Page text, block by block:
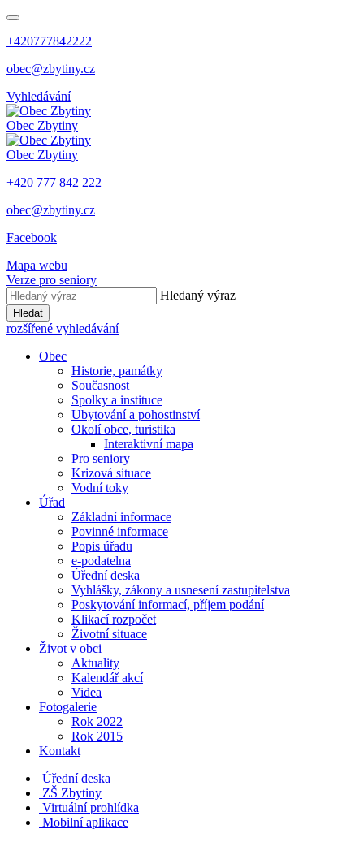
+420777842222
obec@zbytiny.cz
Vyhledávání
Obec Zbytiny
Obec Zbytiny
+420 777 842 222
obec@zbytiny.cz
Facebook
Mapa webu
Verze pro seniory
Hledaný výraz
Hledat
rozšířené vyhledávání
Obec
Historie, památky
Současnost
Spolky a instituce
Ubytování a pohostinství
Okolí obce, turistika
Interaktivní mapa
Pro seniory
Krizová situace
Vodní toky
Úřad
Základní informace
Povinné informace
Popis úřadu
e-podatelna
Úřední deska
Vyhlášky, zákony a usnesení zastupitelstva
Poskytování informací, příjem podání
Klikací rozpočet
Životní situace
Život v obci
Aktuality
Kalendář akcí
Videa
Fotogalerie
Rok 2022
Rok 2015
Kontakt
Úřední deska
ZŠ Zbytiny
Virtuální prohlídka
Mobilní aplikace